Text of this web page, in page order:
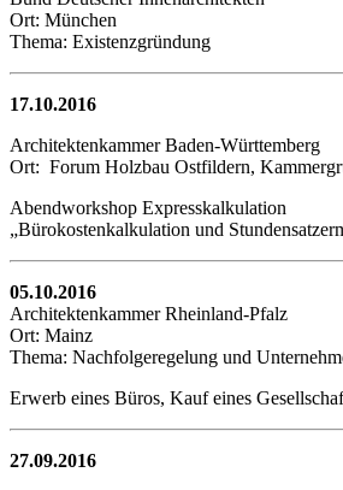
Ort: München
Thema: Existenzgründung
17.10.2016
Architektenkammer Baden-Württemberg
Ort: Forum Holzbau Ostfildern,
Abendworkshop Expresskalkulation
„Bürokostenkalkulation und
05.10.2016
Architektenkammer Rheinland-Pfalz
Ort: Mainz
Thema: Nachfolgeregelung und
Erwerb eines Büros, Kauf eines
27.09.2016